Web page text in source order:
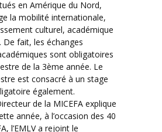
en Amérique du Nord,
la mobilité internationale,
culturel, académique
De fait, les échanges
sont obligatoires
de la 3ème année. Le
est consacré à un stage
également.
de la MICEFA explique
année, à l’occasion des 40
l’EMLV a rejoint le